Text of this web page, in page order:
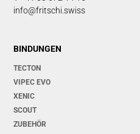
info@fritschi.swiss
BINDUNGEN
TECTON
VIPEC EVO
XENIC
SCOUT
ZUBEHÖR